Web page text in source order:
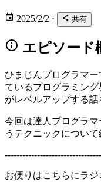
2025/2/2 · 共有
エピソード
ひまじんプログラマ
ているプログラミン
がレベルアップする話
今回は達人プログラマ
うテクニックについて
お便りはこちらにラ